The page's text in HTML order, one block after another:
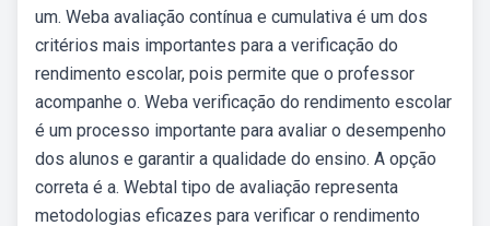
um. Weba avaliação contínua e cumulativa é um dos
critérios mais importantes para a verificação do
rendimento escolar, pois permite que o professor
acompanhe o. Weba verificação do rendimento escolar
é um processo importante para avaliar o desempenho
dos alunos e garantir a qualidade do ensino. A opção
correta é a. Webtal tipo de avaliação representa
metodologias eficazes para verificar o rendimento